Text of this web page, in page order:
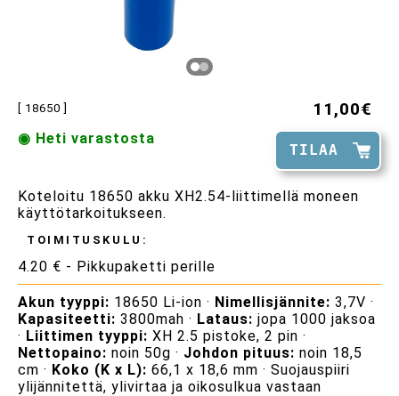
[ 18650 ] 11,00€
TILAA
◉ Heti varastosta
Koteloitu 18650 akku XH2.54-liittimellä moneen
käyttötarkoitukseen.
TOIMITUSKULU:
4.20 € - Pikkupaketti perille
Akun tyyppi: 18650 Li-ion · Nimellisjännite: 3,7V ·
Kapasiteetti: 3800mah · Lataus: jopa 1000 jaksoa
· Liittimen tyyppi: XH 2.5 pistoke, 2 pin ·
Nettopaino: noin 50g · Johdon pituus: noin 18,5
cm · Koko (K x L): 66,1 x 18,6 mm · Suojauspiiri
ylijännitettä, ylivirtaa ja oikosulkua vastaan